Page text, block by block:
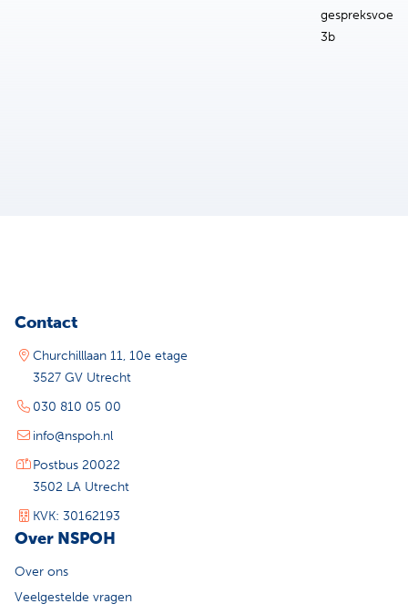
3b
Contact
Churchilllaan 11, 10e etage
3527 GV Utrecht
030 810 05 00
info@nspoh.nl
Postbus 20022
3502 LA Utrecht
KVK: 30162193
Over NSPOH
Over ons
Veelgestelde vragen